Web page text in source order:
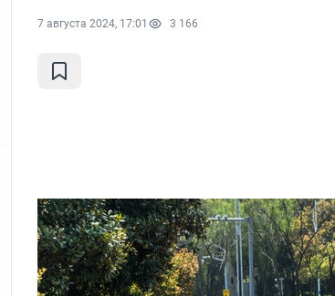
7 августа 2024, 17:01 3 166